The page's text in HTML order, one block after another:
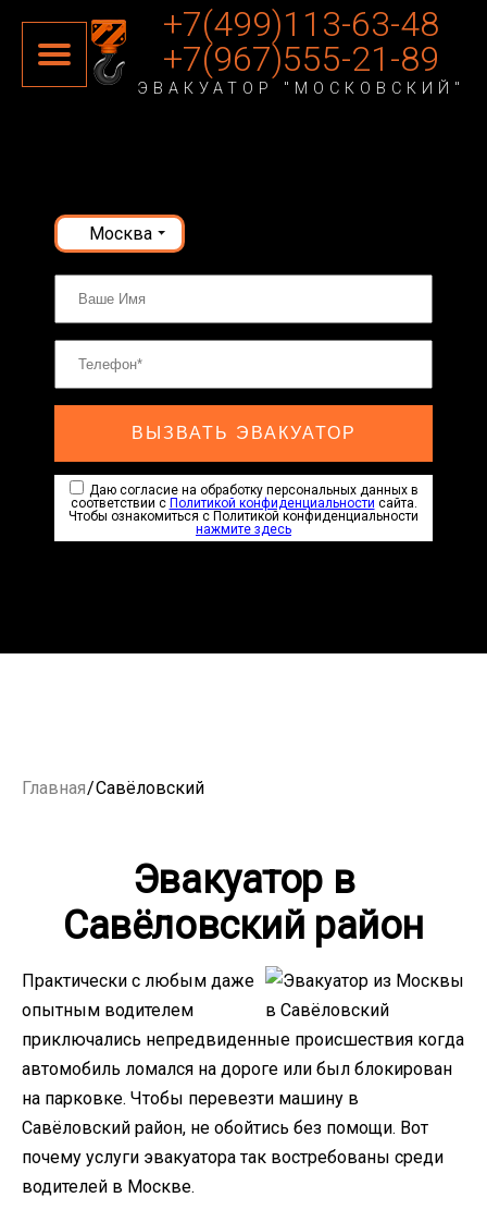
+7(499)113-63-48
+7(967)555-21-89
ЭВАКУАТОР "МОСКОВСКИЙ"
Москва
ВЫЗВАТЬ ЭВАКУАТОР
Даю согласие на обработку персональных данных в
соответствии с Политикой конфиденциальности сайта.
Чтобы ознакомиться с Политикой конфиденциальности
нажмите здесь
Главная/Савёловский
Эвакуатор в
Савёловский район
Практически с любым даже
опытным водителем
приключались непредвиденные происшествия когда
автомобиль ломался на дороге или был блокирован
на парковке. Чтобы перевезти машину в
Савёловский район, не обойтись без помощи. Вот
почему услуги эвакуатора так востребованы среди
водителей в Москве.